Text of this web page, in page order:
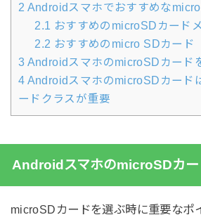
2 Androidスマホでおすすめな
2.1 おすすめのmicroSDカード
2.2 おすすめのmicro SDカード
3 AndroidスマホのmicroSDカード
4 AndroidスマホのmicroSDカード
ードクラスが重要
AndroidスマホのmicroSDカー
microSDカードを選ぶ時に重要なポ